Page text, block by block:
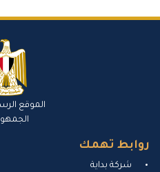
الموقع
روابط تهمك
شركة بداية